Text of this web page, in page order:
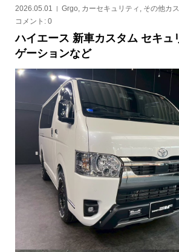
2026.05.01 Grgo, カーセキュリティ , その他カ
コメント: 0
ハイエース 新車カスタム セキュ
ゲーションなど